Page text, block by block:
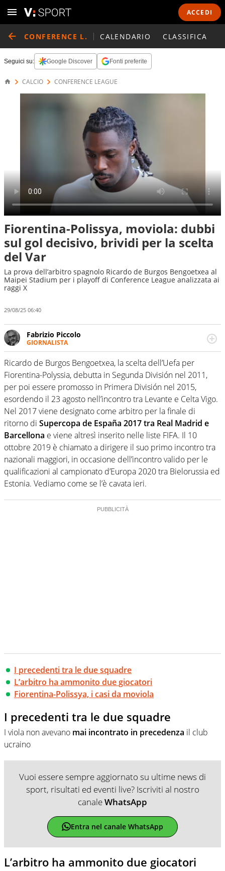
ACCEDI
CONFERENCE L. CALENDARIO CLASSIFICA
Seguici su: Google Discover Fonti preferite
CALCIO CONFERENCE LEAGUE
Fiorentina-Polissya, moviola: dubbi
sul gol decisivo, brividi per la scelta
del Var
La prova dell’arbitro spagnolo Ricardo de Burgos Bengoetxea al
Maipei Stadium per i playoff di Conference League analizzata ai
raggi X
29/08/25 06:40
Fabrizio Piccolo
GIORNALISTA
Nella sua carriera ha seguito numerose manifestazioni
sportive e collaborato con agenzie e testate. Esperienza,
competenza, conoscenza e memoria storica. Si occupa
prevalentemente di calcio
Ricardo de Burgos Bengoetxea, la scelta dell’Uefa per
Fiorentina-Polyssia, debutta in Segunda División nel 2011,
per poi essere promosso in Primera División nel 2015,
esordendo il 23 agosto nell’incontro tra Levante e Celta Vigo.
Nel 2017 viene designato come arbitro per la finale di
ritorno di Supercopa de España 2017 tra Real Madrid e
Barcellona e viene altresì inserito nelle liste FIFA. Il 10
ottobre 2019 è chiamato a dirigere il suo primo incontro tra
nazionali maggiori, in occasione dell’incontro valido per le
qualificazioni al campionato d’Europa 2020 tra Bielorussia ed
Estonia. Vediamo come se l’è cavata ieri.
I precedenti tra le due squadre
L’arbitro ha ammonito due giocatori
Fiorentina-Polissya, i casi da moviola
I precedenti tra le due squadre
I viola non avevano mai incontrato in precedenza il club
ucraino
Vuoi essere sempre aggiornato su ultime news di
sport, risultati ed eventi live? Iscriviti al nostro
canaleWhatsApp
Entra nel canale WhatsApp
L’arbitro ha ammonito due giocatori